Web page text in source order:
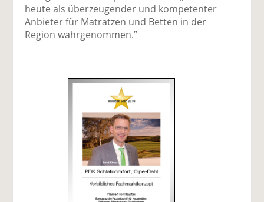
heute als überzeugender und kompetenter
Anbieter für Matratzen und Betten in der
Region wahrgenommen.”